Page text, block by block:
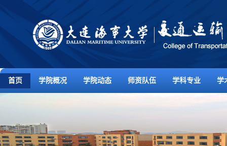
首页 学院概况 学院动态 师资队伍 学科专业 学